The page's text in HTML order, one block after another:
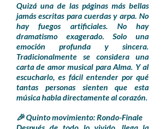
Quizá una de las páginas más bellas
jamás escritas para cuerdas y arpa. No
hay fuegos artificiales. No hay
dramatismo exagerado. Solo una
emoción profunda y sincera.
Tradicionalmente se considera una
carta de amor musical para Alma. Y al
escucharlo, es fácil entender por qué
tantas personas sienten que esta
música habla directamente al corazón.
🎉 Quinto movimiento: Rondo-Finale